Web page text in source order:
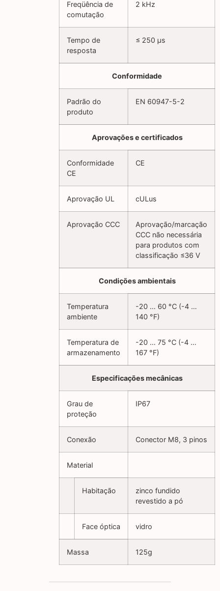
Freqüência de
comutação
2 kHz
Tempo de
resposta
≤ 250 µs
Conformidade
Padrão do
produto
EN 60947-5-2
Aprovações e certificados
Conformidade
CE
CE
Aprovação UL cULus
Aprovação CCC
Aprovação/marcação
CCC não necessária
para produtos com
classificação ≤36 V
Condições ambientais
Temperatura
ambiente
-20 … 60 °C (-4 …
140 °F)
Temperatura de
armazenamento
-20 … 75 °C (-4 …
167 °F)
Especificações mecânicas
Grau de
proteção
IP67
Conexão Conector M8, 3 pinos
Material
Habitação
zinco fundido
revestido a pó
Face óptica vidro
Massa 125g